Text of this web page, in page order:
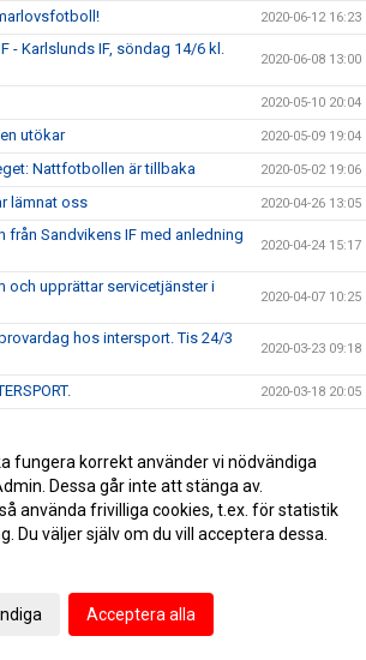
2020-06-12 16:23
- Karlslunds IF, söndag 14/6 kl.
2020-06-08 13:00
2020-05-10 20:04
utökar 2020-05-09 19:04
Nattfotbollen är tillbaka 2020-05-02 19:06
lämnat oss 2020-04-26 13:05
Sandvikens IF med anledning
2020-04-24 15:17
och upprättar servicetjänster i
2020-04-07 10:25
hos intersport. Tis 24/3
2020-03-23 09:18
2020-03-18 20:05
2020 - En ekonomi i god balans
Arena 2020-03-08 11:03
än 20 biljetter kvar!!!
fungera korrekt använder vi nödvändiga
Dessa går inte att stänga av.
använda frivilliga cookies, t.ex. för statistik
Du väljer själv om du vill acceptera dessa.
Acceptera alla